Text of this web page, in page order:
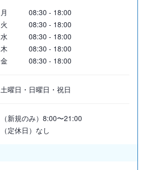
月
08:30 - 18:00
火
08:30 - 18:00
水
08:30 - 18:00
木
08:30 - 18:00
金
08:30 - 18:00
土曜日・日曜日・祝日
（新規のみ）8:00〜21:00
（定休日）なし